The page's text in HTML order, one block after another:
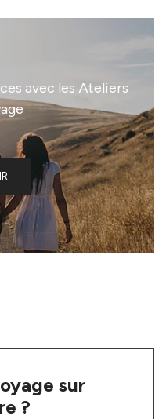
avec les Ateliers
sur
?